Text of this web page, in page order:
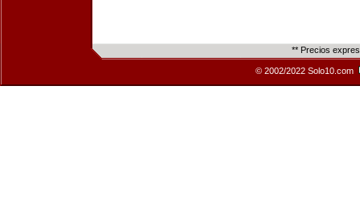
** Precios
© 2002/2022 Solo10.com